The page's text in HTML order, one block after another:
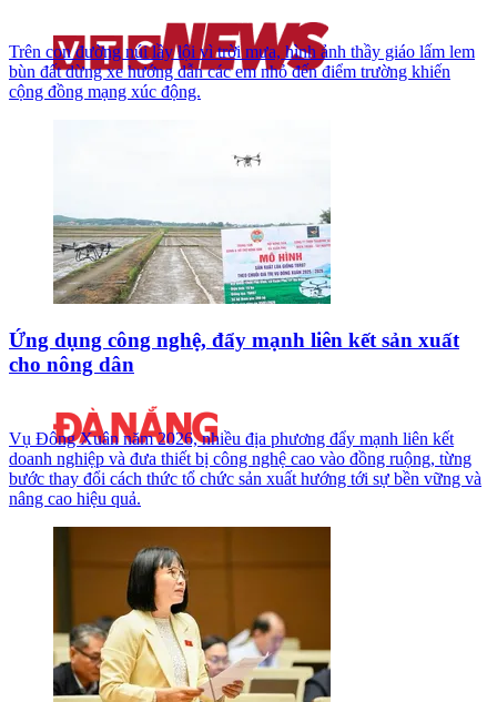
Trên con đường núi lầy lội vì trời mưa, hình ảnh thầy giáo lấm lem
bùn đất dừng xe hướng dẫn các em nhỏ đến điểm trường khiến
cộng đồng mạng xúc động.
Ứng dụng công nghệ, đẩy mạnh liên kết sản xuất
cho nông dân
Vụ Đông Xuân năm 2026, nhiều địa phương đẩy mạnh liên kết
doanh nghiệp và đưa thiết bị công nghệ cao vào đồng ruộng, từng
bước thay đổi cách thức tổ chức sản xuất hướng tới sự bền vững và
nâng cao hiệu quả.